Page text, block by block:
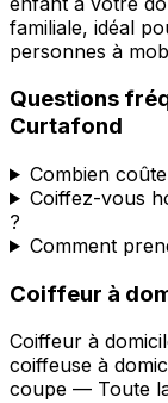
familiale, idéal
personnes à
Questions
Curtafond
Combien
Coiffez-vous
?
Comment
Coiffeur à
Coiffeur à
coiffeuse à
coupe — Toute